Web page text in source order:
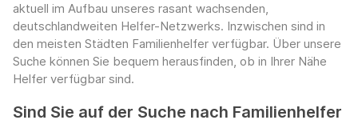
aktuell im Aufbau unseres rasant wachsenden,
deutschlandweiten Helfer-Netzwerks. Inzwischen sind in
den meisten Städten Familienhelfer verfügbar. Über unsere
Suche können Sie bequem herausfinden, ob in Ihrer Nähe
Helfer verfügbar sind.
Sind Sie auf der Suche nach Familienhelfer